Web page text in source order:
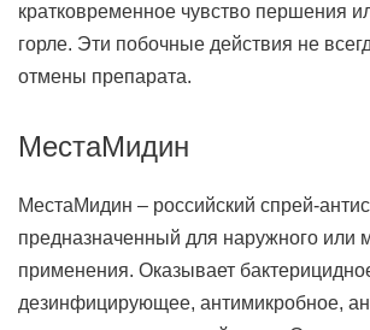
кратковременное чувство першения
горле. Эти побочные действия не
отмены препарата.
МестаМидин
МестаМидин – российский спрей-
предназначенный для наружного или
применения. Оказывает
дезинфицирующее, антимикробное,